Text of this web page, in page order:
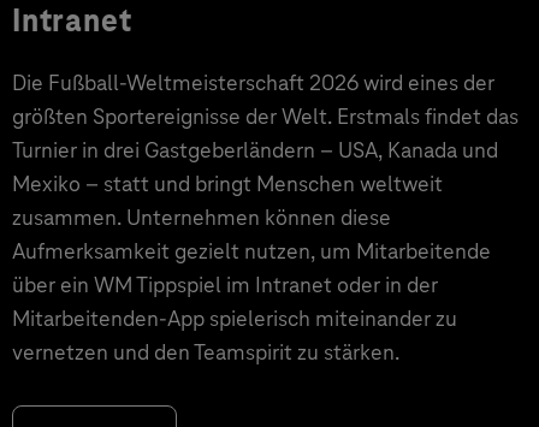
Intranet
Die Fußball-Weltmeisterschaft 2026 wird eines der
größten Sportereignisse der Welt. Erstmals findet das
Turnier in drei Gastgeberländern – USA, Kanada und
Mexiko – statt und bringt Menschen weltweit
zusammen. Unternehmen können diese
Aufmerksamkeit gezielt nutzen, um Mitarbeitende
über ein WM Tippspiel im Intranet oder in der
Mitarbeitenden-App spielerisch miteinander zu
vernetzen und den Teamspirit zu stärken.